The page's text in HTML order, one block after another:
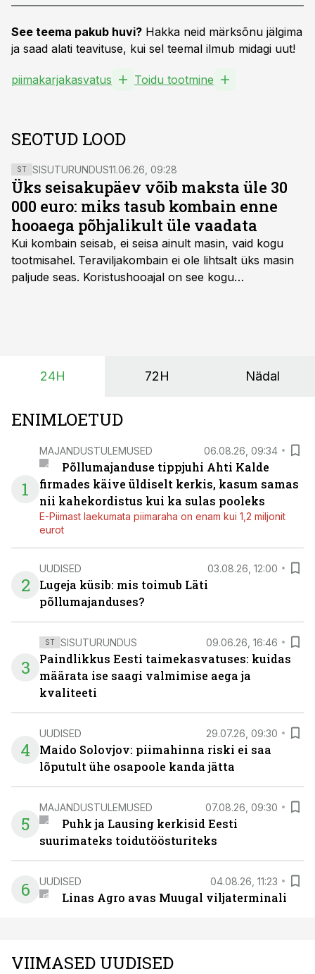
See teema pakub huvi? Hakka neid märksõnu jälgima
ja saad alati teavituse, kui sel teemal ilmub midagi uut!
piimakarjakasvatus Toidu tootmine
SEOTUD LOOD
ST SISUTURUNDUS11.06.26, 09:28
Üks seisakupäev võib maksta üle 30
000 euro: miks tasub kombain enne
hooaega põhjalikult üle vaadata
Kui kombain seisab, ei seisa ainult masin, vaid kogu
tootmisahel. Teraviljakombain ei ole lihtsalt üks masin
paljude seas. Koristushooajal on see kogu
24H 72H Nädal
ENIMLOETUD
1
MAJANDUSTULEMUSED 06.08.26, 09:34
Põllumajanduse tippjuhi Ahti Kalde
firmades käive üldiselt kerkis, kasum samas
nii kahekordistus kui ka sulas pooleks
E-Piimast laekumata piimaraha on enam kui 1,2 miljonit
eurot
2
UUDISED 03.08.26, 12:00
Lugeja küsib: mis toimub Läti
põllumajanduses?
3
ST SISUTURUNDUS 09.06.26, 16:46
Paindlikkus Eesti taimekasvatuses: kuidas
määrata ise saagi valmimise aega ja
kvaliteeti
4
UUDISED 29.07.26, 09:30
Maido Solovjov: piimahinna riski ei saa
lõputult ühe osapoole kanda jätta
5
MAJANDUSTULEMUSED 07.08.26, 09:30
Puhk ja Lausing kerkisid Eesti
suurimateks toidutöösturiteks
6 UUDISED 04.08.26, 11:23
Linas Agro avas Muugal viljaterminali
VIIMASED UUDISED